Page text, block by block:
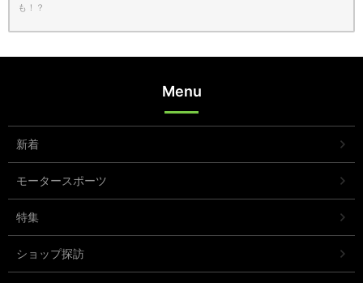
も！？
Menu
新着
モータースポーツ
特集
ショップ探訪